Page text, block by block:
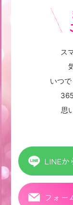
ス
いつで
思
LINEか
フォー